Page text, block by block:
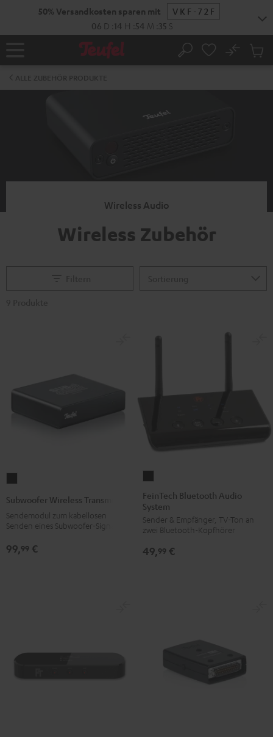
50% Versandkosten sparen mit
VKF-72F
06 D 14 H 54 M 35 S
Startseite Suche
No
Wireless Audio
Wireless Zubehör
Wireless
Schwarz
Subwoofer Wireless Transmitter
Sendemodul zum kabellosen
Senden eines Subwoofer-Signals
99,99 €
Bluetooth
Audio
System
Schwarz
FeinTech Bluetooth Audio
System
Sender & Empfänger, TV-Ton an
zwei Bluetooth-Kopfhörer
49,99 €